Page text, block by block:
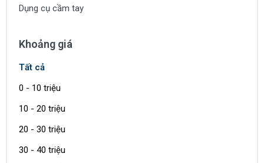
Dụng cụ cầm tay
Khoảng giá
Tất cả
0 - 10 triệu
10 - 20 triệu
20 - 30 triệu
30 - 40 triệu